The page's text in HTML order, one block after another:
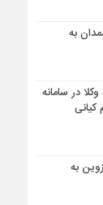
به
در سامانه
کیانی
به